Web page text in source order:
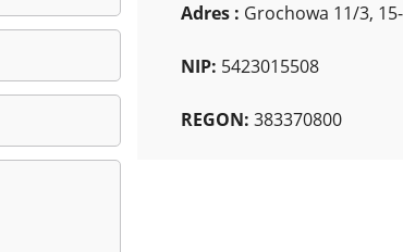
Adres : Grochowa 11/3,
NIP: 5423015508
REGON: 383370800